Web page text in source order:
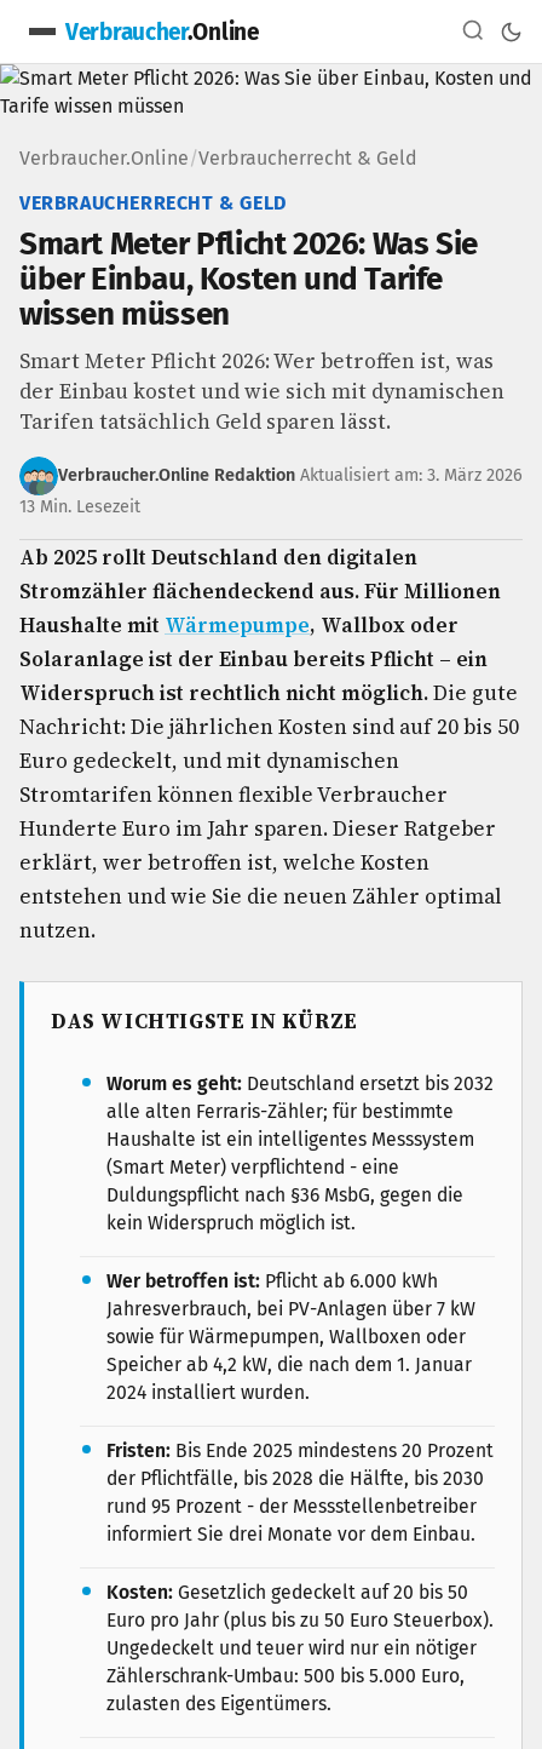
Verbraucher.Online
Verbraucher.Online/Verbraucherrecht & Geld
VERBRAUCHERRECHT & GELD
Smart Meter Pflicht 2026: Was Sie
über Einbau, Kosten und Tarife
wissen müssen
Smart Meter Pflicht 2026: Wer betroffen ist, was
der Einbau kostet und wie sich mit dynamischen
Tarifen tatsächlich Geld sparen lässt.
Verbraucher.Online Redaktion Aktualisiert am: 3. März 2026
13 Min. Lesezeit
Ab 2025 rollt Deutschland den digitalen
Stromzähler flächendeckend aus. Für Millionen
Haushalte mit Wärmepumpe, Wallbox oder
Solaranlage ist der Einbau bereits Pflicht – ein
Widerspruch ist rechtlich nicht möglich.Die gute
Nachricht: Die jährlichen Kosten sind auf 20 bis 50
Euro gedeckelt, und mit dynamischen
Stromtarifen können flexible Verbraucher
Hunderte Euro im Jahr sparen. Dieser Ratgeber
erklärt, wer betroffen ist, welche Kosten
entstehen und wie Sie die neuen Zähler optimal
nutzen.
DAS WICHTIGSTE IN KÜRZE
Worum es geht: Deutschland ersetzt bis 2032
alle alten Ferraris-Zähler; für bestimmte
Haushalte ist ein intelligentes Messsystem
(Smart Meter) verpflichtend - eine
Duldungspflicht nach §36 MsbG, gegen die
kein Widerspruch möglich ist.
Wer betroffen ist: Pflicht ab 6.000 kWh
Jahresverbrauch, bei PV-Anlagen über 7 kW
sowie für Wärmepumpen, Wallboxen oder
Speicher ab 4,2 kW, die nach dem 1. Januar
2024 installiert wurden.
Fristen: Bis Ende 2025 mindestens 20 Prozent
der Pflichtfälle, bis 2028 die Hälfte, bis 2030
rund 95 Prozent - der Messstellenbetreiber
informiert Sie drei Monate vor dem Einbau.
Kosten: Gesetzlich gedeckelt auf 20 bis 50
Euro pro Jahr (plus bis zu 50 Euro Steuerbox).
Ungedeckelt und teuer wird nur ein nötiger
Zählerschrank-Umbau: 500 bis 5.000 Euro,
zulasten des Eigentümers.